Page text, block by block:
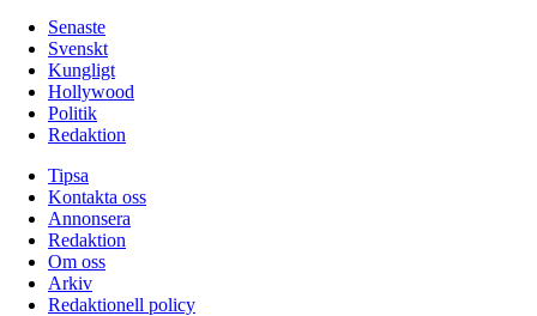
Senaste
Svenskt
Kungligt
Hollywood
Politik
Redaktion
Tipsa
Kontakta oss
Annonsera
Redaktion
Om oss
Arkiv
Redaktionell policy